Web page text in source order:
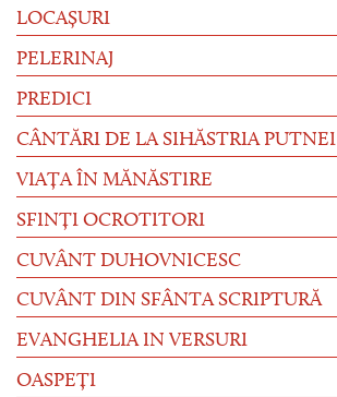
LOCAȘURI
PELERINAJ
PREDICI
CÂNTĂRI DE LA SIHĂSTRIA PUTNEI
VIAȚA ÎN MĂNĂSTIRE
SFINȚI OCROTITORI
CUVÂNT DUHOVNICESC
CUVÂNT DIN SFÂNTA SCRIPTURĂ
EVANGHELIA IN VERSURI
OASPEȚI